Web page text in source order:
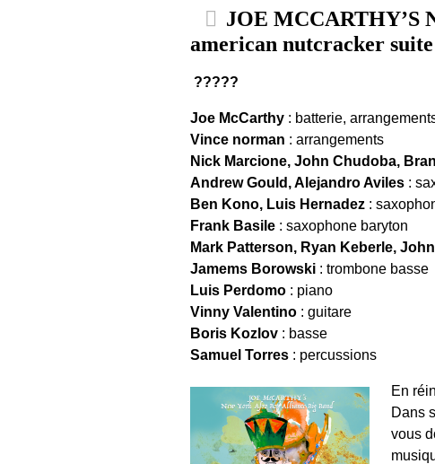
JOE MCCARTHY’S
american nutcracker suite
?????
Joe McCarthy : batterie,
Vince norman : arrangements
Nick Marcione, John Chudoba,
Andrew Gould, Alejandro Aviles :
Ben Kono, Luis Hernadez :
Frank Basile : saxophone baryton
Mark Patterson, Ryan Keberle,
Jamems Borowski : trombone basse
Luis Perdomo : piano
Vinny Valentino : guitare
Boris Kozlov : basse
Samuel Torres : percussions
En
Dans
vous